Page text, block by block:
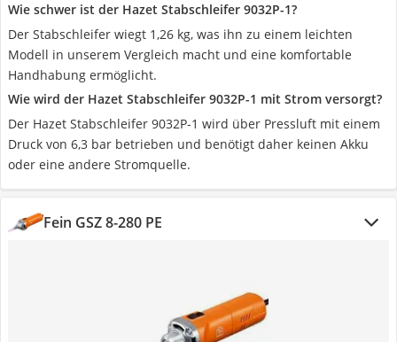
Wie schwer ist der Hazet Stabschleifer 9032P-1?
Der Stabschleifer wiegt 1,26 kg, was ihn zu einem leichten
Modell in unserem Vergleich macht und eine komfortable
Handhabung ermöglicht.
Wie wird der Hazet Stabschleifer 9032P-1 mit Strom versorgt?
Der Hazet Stabschleifer 9032P-1 wird über Pressluft mit einem
Druck von 6,3 bar betrieben und benötigt daher keinen Akku
oder eine andere Stromquelle.
Fein GSZ 8-280 PE